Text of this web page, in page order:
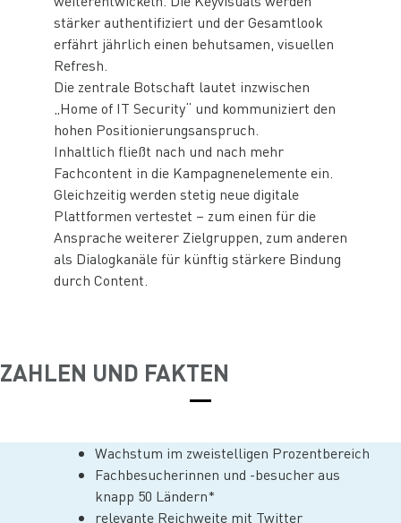
stärker authentifiziert und der Gesamtlook
erfährt jährlich einen behutsamen, visuellen
Refresh.
Die zentrale Botschaft lautet inzwischen
„Home of IT Security“ und kommuniziert den
hohen Positionierungsanspruch.
Inhaltlich fließt nach und nach mehr
Fachcontent in die Kampagnenelemente ein.
Gleichzeitig werden stetig neue digitale
Plattformen vertestet – zum einen für die
Ansprache weiterer Zielgruppen, zum anderen
als Dialogkanäle für künftig stärkere Bindung
durch Content.
ZAHLEN UND FAKTEN
Wachstum im zweistelligen Prozentbereich
Fachbesucherinnen und -besucher aus
knapp 50 Ländern*
relevante Reichweite mit Twitter